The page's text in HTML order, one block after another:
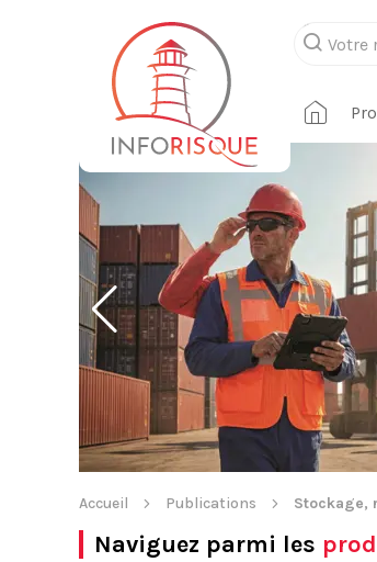
Accueil Publications Stockage,
Naviguez parmi les